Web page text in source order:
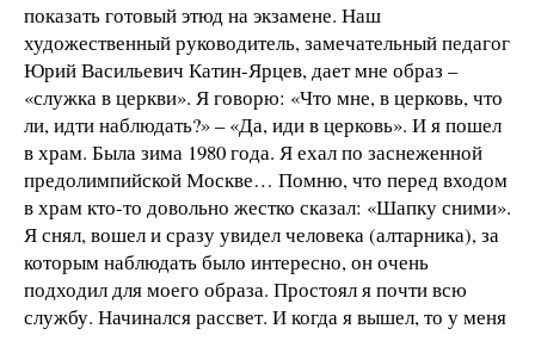
показать готовый этюд на экзамене. Наш
художественный руководитель, замечательный педагог
Юрий Васильевич Катин-Ярцев, дает мне образ –
«служка в церкви». Я говорю: «Что мне, в церковь, что
ли, идти наблюдать?» – «Да, иди в церковь». И я пошел
в храм. Была зима 1980 года. Я ехал по заснеженной
предолимпийской Москве… Помню, что перед входом
в храм кто-то довольно жестко сказал: «Шапку сними».
Я снял, вошел и сразу увидел человека (алтарника), за
которым наблюдать было интересно, он очень
подходил для моего образа. Простоял я почти всю
службу. Начинался рассвет. И когда я вышел, то у меня